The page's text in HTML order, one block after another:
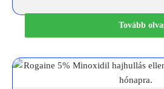
Tovább